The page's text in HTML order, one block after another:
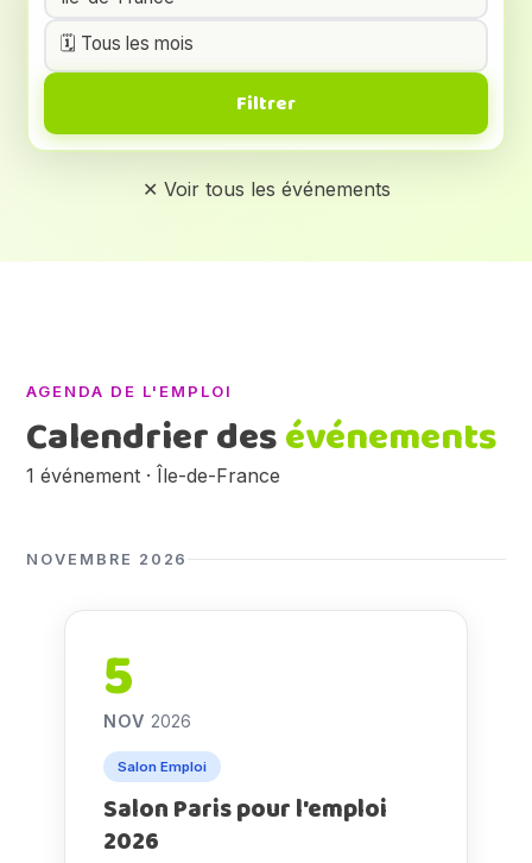
Filtrer
✕ Voir tous les événements
AGENDA DE L'EMPLOI
Calendrier desévénements
1 événement · Île-de-France
NOVEMBRE 2026
5
NOV 2026
Salon Emploi
Salon Paris pour l'emploi
2026